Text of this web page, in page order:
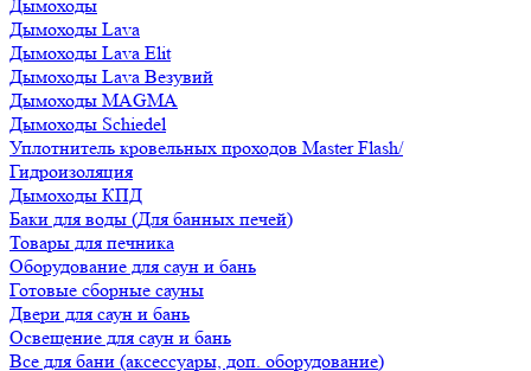
Дымоходы
Дымоходы Lava
Дымоходы Lava Elit
Дымоходы Lava Везувий
Дымоходы MAGMA
Дымоходы Schiedel
Уплотнитель кровельных проходов Master Flash/
Гидроизоляция
Дымоходы КПД
Баки для воды (Для банных печей)
Товары для печника
Оборудование для саун и бань
Готовые сборные сауны
Двери для саун и бань
Освещение для саун и бань
Все для бани (аксессуары, доп. оборудование)